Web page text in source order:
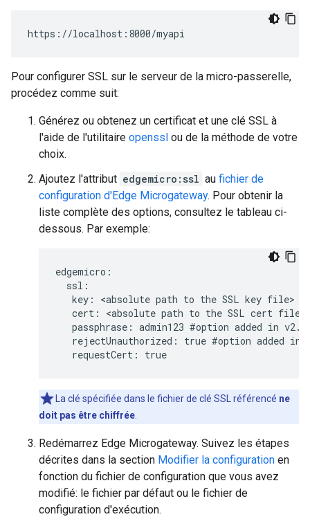
https://localhost:8000/myapi
Pour configurer SSL sur le serveur de la micro-passerelle,
procédez comme suit:
Générez ou obtenez un certificat et une clé SSL à
l'aide de l'utilitaire openssl ou de la méthode de votre
choix.
Ajoutez l'attribut edgemicro:ssl au fichier de
configuration d'Edge Microgateway. Pour obtenir la
liste complète des options, consultez le tableau ci-
dessous. Par exemple:
edgemicro:
  ssl:
   key: <absolute path to the SSL key file>
   cert: <absolute path to the SSL cert file>
passphrase: admin123 #option added in
rejectUnauthorized: true #option added in
   requestCert: true
La clé spécifiée dans le fichier de clé SSL référencé ne
doit pas être chiffrée
Redémarrez Edge Microgateway. Suivez les étapes
décrites dans la section Modifier la configuration en
fonction du fichier de configuration que vous avez
modifié: le fichier par défaut ou le fichier de
configuration d'exécution.